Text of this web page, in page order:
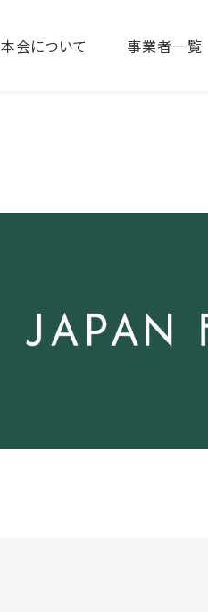
本会について 事業者一覧